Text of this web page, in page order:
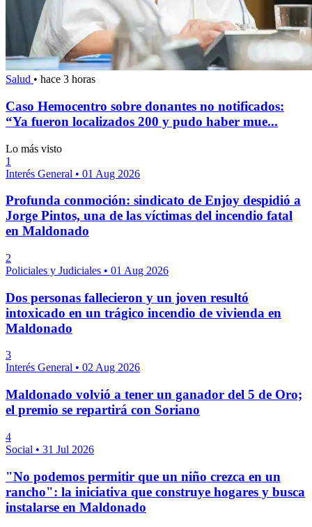
Salud • hace 3 horas
Caso Hemocentro sobre donantes no notificados:
“Ya fueron localizados 200 y pudo haber mue...
Lo más visto
1
Interés General • 01 Aug 2026
Profunda conmoción: sindicato de Enjoy despidió a
Jorge Pintos, una de las víctimas del incendio fatal
en Maldonado
2
Policiales y Judiciales • 01 Aug 2026
Dos personas fallecieron y un joven resultó
intoxicado en un trágico incendio de vivienda en
Maldonado
3
Interés General • 02 Aug 2026
Maldonado volvió a tener un ganador del 5 de Oro;
el premio se repartirá con Soriano
4
Social • 31 Jul 2026
"No podemos permitir que un niño crezca en un
rancho": la iniciativa que construye hogares y busca
instalarse en Maldonado